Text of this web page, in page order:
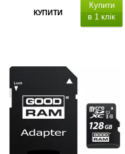
КУПИТИ
Купити
в 1 клік